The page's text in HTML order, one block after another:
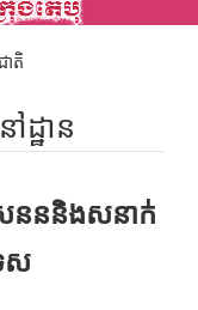
ាតិ​
ដ្ឋាន
នននិងសនាក់
ស